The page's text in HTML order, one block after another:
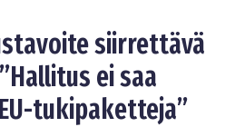
siirrettävä
ei saa
tukipaketteja”